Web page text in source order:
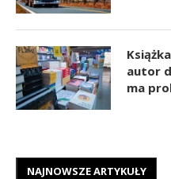
autor
ma
NAJNOWSZE ARTYKUŁY